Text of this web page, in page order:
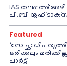
IAS തലപ്പത്ത്
പി.ബി നൂഹ്
Featured
ഒരിക്കലും
പാർട്ടി